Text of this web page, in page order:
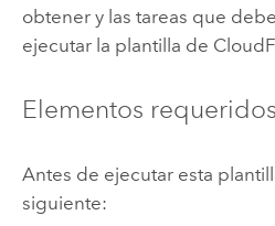
obtener y las tareas que
ejecutar la plantilla de
Elementos requeridos
Antes de ejecutar esta
siguiente: